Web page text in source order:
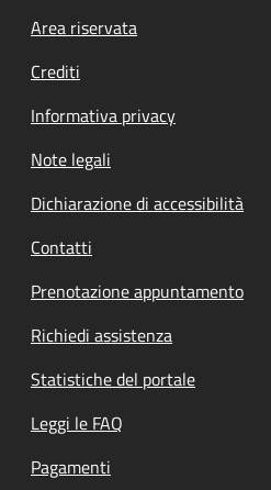
Footer menu
Area riservata
Crediti
Informativa privacy
Note legali
Dichiarazione di accessibilità
Contatti
Prenotazione appuntamento
Richiedi assistenza
Statistiche del portale
Leggi le FAQ
Pagamenti